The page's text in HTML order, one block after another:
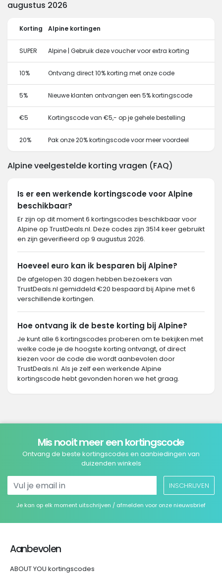
augustus 2026
Korting Alpine kortingen
SUPER Alpine | Gebruik deze voucher voor extra korting
10% Ontvang direct 10% korting met onze code
5% Nieuwe klanten ontvangen een 5% kortingscode
€5 Kortingscode van €5,- op je gehele bestelling
20% Pak onze 20% kortingscode voor meer voordeel
Alpine veelgestelde korting vragen (FAQ)
Is er een werkende kortingscode voor Alpine
beschikbaar?
Er zijn op dit moment 6 kortingscodes beschikbaar voor
Alpine op TrustDeals.nl. Deze codes zijn 3514 keer gebruikt
en zijn geverifieerd op 9 augustus 2026.
Hoeveel euro kan ik besparen bij Alpine?
De afgelopen 30 dagen hebben bezoekers van
TrustDeals.nl gemiddeld €20 bespaard bij Alpine met 6
verschillende kortingen.
Hoe ontvang ik de beste korting bij Alpine?
Je kunt alle 6 kortingscodes proberen om te bekijken met
welke code je de hoogste korting ontvangt, of direct
kiezen voor de code die wordt aanbevolen door
TrustDeals.nl. Als je zelf een werkende Alpine
kortingscode hebt gevonden horen we het graag.
Mis nooit meer een kortingscode
Ontvang de beste kortingscodes en aanbiedingen van
duizenden winkels
INSCHRIJVEN
Je kan op elk moment uitschrijven / afmelden voor onze nieuwsbrief
Aanbevolen
ABOUT YOU kortingscodes